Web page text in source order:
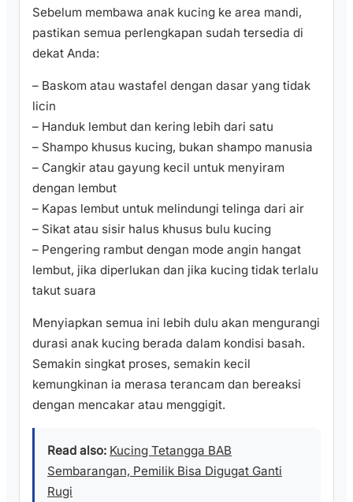
Sebelum membawa anak kucing ke area mandi,
pastikan semua perlengkapan sudah tersedia di
dekat Anda:
– Baskom atau wastafel dengan dasar yang tidak
licin
– Handuk lembut dan kering lebih dari satu
– Shampo khusus kucing, bukan shampo manusia
– Cangkir atau gayung kecil untuk menyiram
dengan lembut
– Kapas lembut untuk melindungi telinga dari air
– Sikat atau sisir halus khusus bulu kucing
– Pengering rambut dengan mode angin hangat
lembut, jika diperlukan dan jika kucing tidak terlalu
takut suara
Menyiapkan semua ini lebih dulu akan mengurangi
durasi anak kucing berada dalam kondisi basah.
Semakin singkat proses, semakin kecil
kemungkinan ia merasa terancam dan bereaksi
dengan mencakar atau menggigit.
Read also: Kucing Tetangga BAB
Sembarangan, Pemilik Bisa Digugat Ganti
Rugi